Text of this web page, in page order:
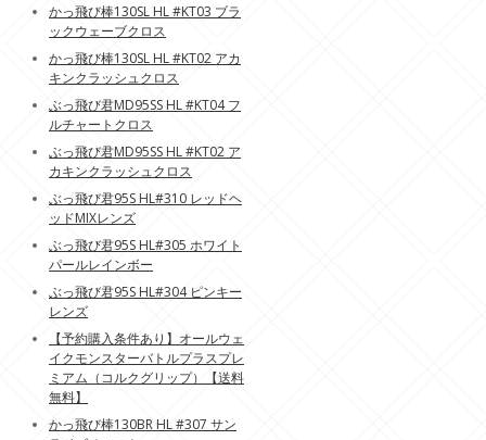
かっ飛び棒130SL HL #KT03 ブラ
ックウェーブクロス
かっ飛び棒130SL HL #KT02 アカ
キンクラッシュクロス
ぶっ飛び君MD95SS HL #KT04 フ
ルチャートクロス
ぶっ飛び君MD95SS HL #KT02 ア
カキンクラッシュクロス
ぶっ飛び君95S HL#310 レッドヘ
ッドMIXレンズ
ぶっ飛び君95S HL#305 ホワイト
パールレインボー
ぶっ飛び君95S HL#304 ピンキー
レンズ
【予約購入条件あり】オールウェ
イクモンスターバトルプラスプレ
ミアム（コルクグリップ）【送料
無料】
かっ飛び棒130BR HL #307 サン